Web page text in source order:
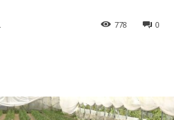
0
778